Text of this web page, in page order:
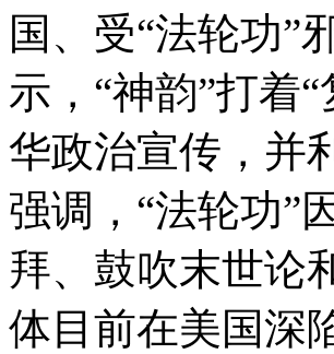
国、受“法轮功”
示，“神韵”打着
华政治宣传，并
强调，“法轮功”
拜、鼓吹末世论
体目前在美国深